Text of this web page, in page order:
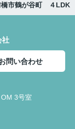
橋市鶴が谷町 ４LDK
社
問い合わせ
3号室